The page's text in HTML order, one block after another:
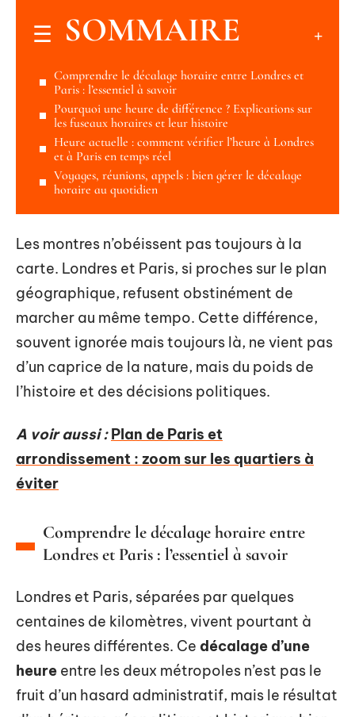
SOMMAIRE
Comprendre le décalage horaire entre Londres et
Paris : l’essentiel à savoir
Pourquoi une heure de différence ? Explications sur
les fuseaux horaires et leur histoire
Heure actuelle : comment vérifier l’heure à Londres
et à Paris en temps réel
Voyages, réunions, appels : bien gérer le décalage
horaire au quotidien
Les montres n’obéissent pas toujours à la
carte. Londres et Paris, si proches sur le plan
géographique, refusent obstinément de
marcher au même tempo. Cette différence,
souvent ignorée mais toujours là, ne vient pas
d’un caprice de la nature, mais du poids de
l’histoire et des décisions politiques.
A voir aussi : Plan de Paris et
arrondissement : zoom sur les quartiers à
éviter
Comprendre le décalage horaire entre
Londres et Paris : l’essentiel à savoir
Londres et Paris, séparées par quelques
centaines de kilomètres, vivent pourtant à
des heures différentes. Ce décalage d’une
heure entre les deux métropoles n’est pas le
fruit d’un hasard administratif, mais le résultat